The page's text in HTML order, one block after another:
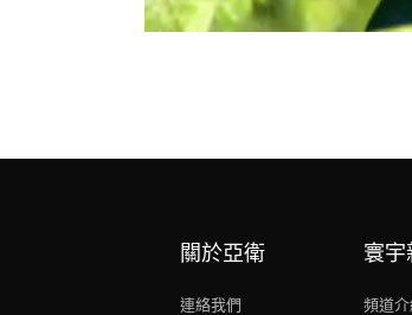
關於亞衛
連絡我們
寰宇
頻道介